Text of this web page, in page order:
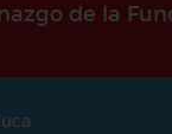
de la